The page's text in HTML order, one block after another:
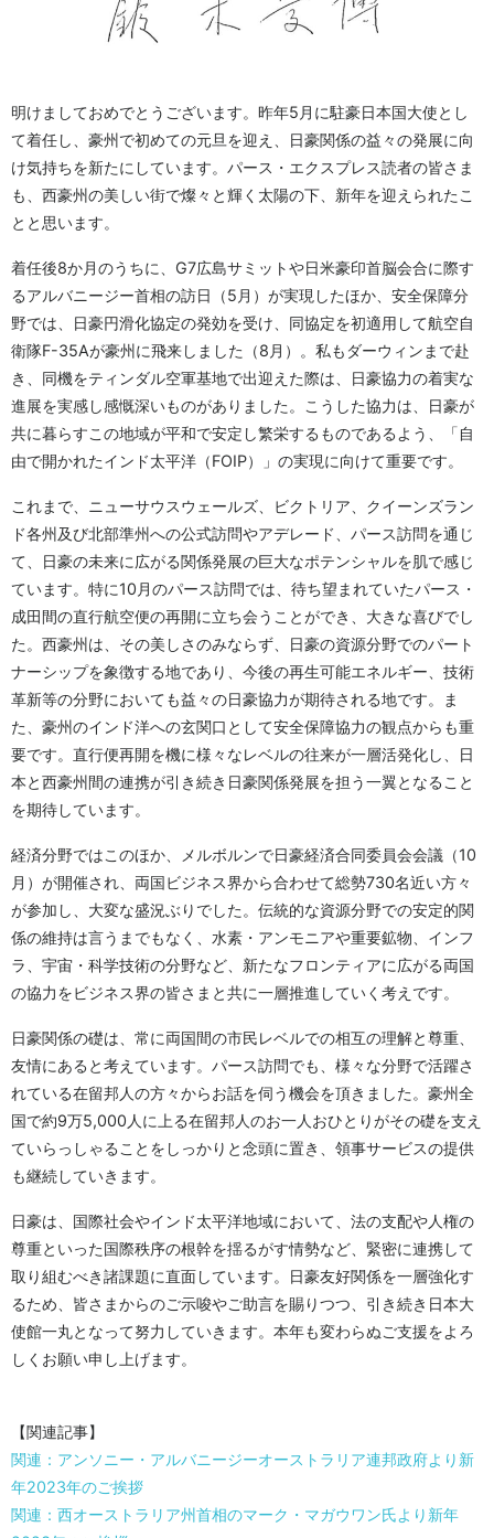
明けましておめでとうございます。昨年5月に駐豪日本国大使とし
て着任し、豪州で初めての元旦を迎え、日豪関係の益々の発展に向
け気持ちを新たにしています。パース・エクスプレス読者の皆さま
も、西豪州の美しい街で燦々と輝く太陽の下、新年を迎えられたこ
とと思います。
着任後8か月のうちに、G7広島サミットや日米豪印首脳会合に際す
るアルバニージー首相の訪日（5月）が実現したほか、安全保障分
野では、日豪円滑化協定の発効を受け、同協定を初適用して航空自
衛隊F-35Aが豪州に飛来しました（8月）。私もダーウィンまで赴
き、同機をティンダル空軍基地で出迎えた際は、日豪協力の着実な
進展を実感し感慨深いものがありました。こうした協力は、日豪が
共に暮らすこの地域が平和で安定し繁栄するものであるよう、「自
由で開かれたインド太平洋（FOIP）」の実現に向けて重要です。
これまで、ニューサウスウェールズ、ビクトリア、クイーンズラン
ド各州及び北部準州への公式訪問やアデレード、パース訪問を通じ
て、日豪の未来に広がる関係発展の巨大なポテンシャルを肌で感じ
ています。特に10月のパース訪問では、待ち望まれていたパース・
成田間の直行航空便の再開に立ち会うことができ、大きな喜びでし
た。西豪州は、その美しさのみならず、日豪の資源分野でのパート
ナーシップを象徴する地であり、今後の再生可能エネルギー、技術
革新等の分野においても益々の日豪協力が期待される地です。ま
た、豪州のインド洋への玄関口として安全保障協力の観点からも重
要です。直行便再開を機に様々なレベルの往来が一層活発化し、日
本と西豪州間の連携が引き続き日豪関係発展を担う一翼となること
を期待しています。
経済分野ではこのほか、メルボルンで日豪経済合同委員会会議（10
月）が開催され、両国ビジネス界から合わせて総勢730名近い方々
が参加し、大変な盛況ぶりでした。伝統的な資源分野での安定的関
係の維持は言うまでもなく、水素・アンモニアや重要鉱物、インフ
ラ、宇宙・科学技術の分野など、新たなフロンティアに広がる両国
の協力をビジネス界の皆さまと共に一層推進していく考えです。
日豪関係の礎は、常に両国間の市民レベルでの相互の理解と尊重、
友情にあると考えています。パース訪問でも、様々な分野で活躍さ
れている在留邦人の方々からお話を伺う機会を頂きました。豪州全
国で約9万5,000人に上る在留邦人のお一人おひとりがその礎を支え
ていらっしゃることをしっかりと念頭に置き、領事サービスの提供
も継続していきます。
日豪は、国際社会やインド太平洋地域において、法の支配や人権の
尊重といった国際秩序の根幹を揺るがす情勢など、緊密に連携して
取り組むべき諸課題に直面しています。日豪友好関係を一層強化す
るため、皆さまからのご示唆やご助言を賜りつつ、引き続き日本大
使館一丸となって努力していきます。本年も変わらぬご支援をよろ
しくお願い申し上げます。
【関連記事】
関連：アンソニー・アルバニージーオーストラリア連邦政府より新
年2023年のご挨拶
関連：西オーストラリア州首相のマーク・マガウワン氏より新年